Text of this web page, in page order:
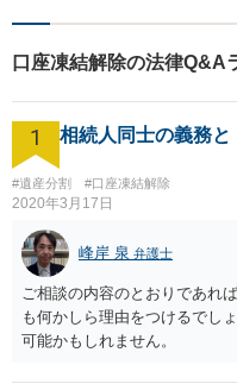
口座凍結解除の法律Q&A
1 相続人同士の義務
#遺産分割 #口座凍結解除
2020年3月17日
峰岸 泉 弁護士
ご相談の内容のとおりであれ
も何かしら理由をつけるでし
可能かもしれません。